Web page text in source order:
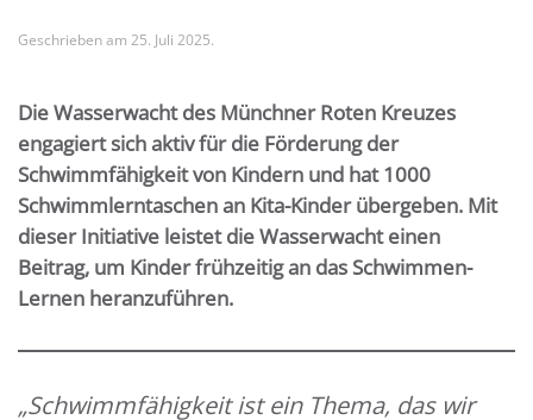
Geschrieben am 25. Juli 2025.
Die Wasserwacht des Münchner Roten Kreuzes
engagiert sich aktiv für die Förderung der
Schwimmfähigkeit von Kindern und hat 1000
Schwimmlerntaschen an Kita-Kinder übergeben. Mit
dieser Initiative leistet die Wasserwacht einen
Beitrag, um Kinder frühzeitig an das Schwimmen-
Lernen heranzuführen.
„Schwimmfähigkeit ist ein Thema, das wir